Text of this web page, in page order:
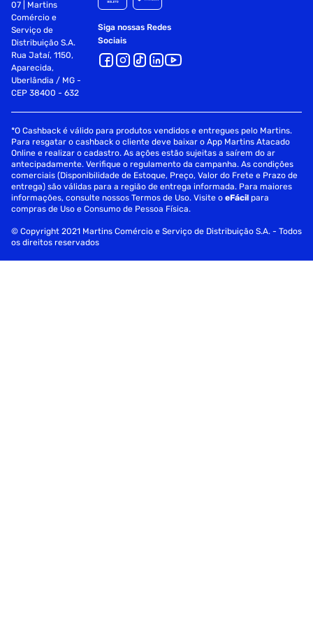
Alarme inteligente: Detecção de pessoas com IA
Pareamento Wi-Fi: Pareamento AP
Protocolo: Protocolo exclusivo de nuvem EZVIZ
EZVIZ
Bitrate máx. (taxa de bits máxima): 2 Mbps
Wi-Fi:
Padrão: IEEE802.11 b/g/n
Faixas de frequência: 2,4 GHz ~ 2,4835 GHz
07 | Martins
Comércio e
Serviço de
Distribuição S.A.
Rua Jataí, 1150,
Aparecida,
Uberlândia / MG -
CEP 38400 - 632
Siga nossas Redes
Sociais
*O Cashback é válido para produtos vendidos e entregues pelo Martins.
Para resgatar o cashback o cliente deve baixar o App Martins Atacado
Online e realizar o cadastro. As ações estão sujeitas a saírem do ar
antecipadamente. Verifique o regulamento da campanha. As condições
comerciais (Disponibilidade de Estoque, Preço, Valor do Frete e Prazo de
entrega) são válidas para a região de entrega informada. Para maiores
informações, consulte nossos Termos de Uso. Visite oeFácil para
compras de Uso e Consumo de Pessoa Física.
© Copyright 2021 Martins Comércio e Serviço de Distribuição S.A. - Todos
os direitos reservados